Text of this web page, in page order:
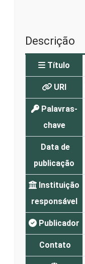
Descrição
Título
URI
Palavras-
chave
Data de
publicação
Instituição
responsável
Publicador
Contato